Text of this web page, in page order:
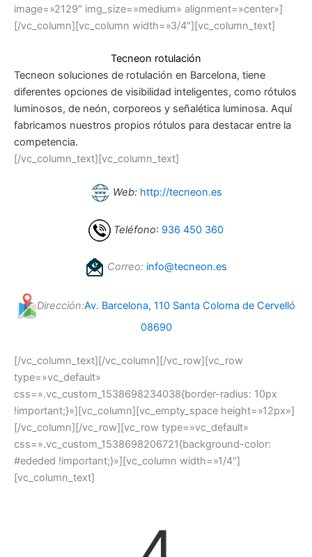
image=»2129″ img_size=»medium» alignment=»center»]
[/vc_column][vc_column width=»3/4″][vc_column_text]
Tecneon rotulación
Tecneon soluciones de rotulación en Barcelona, tiene
diferentes opciones de visibilidad inteligentes, como rótulos
luminosos, de neón, corporeos y señalética luminosa. Aquí
fabricamos nuestros propios rótulos para destacar entre la
competencia.
[/vc_column_text][vc_column_text]
Web: http://tecneon.es
Teléfono: 936 450 360
Correo: info@tecneon.es
Dirección:Av. Barcelona, 110 Santa Coloma de Cervelló
08690
[/vc_column_text][/vc_column][/vc_row][vc_row
type=»vc_default»
css=».vc_custom_1538698234038{border-radius: 10px
!important;}»][vc_column][vc_empty_space height=»12px»]
[/vc_column][/vc_row][vc_row type=»vc_default»
css=».vc_custom_1538698206721{background-color:
#ededed !important;}»][vc_column width=»1/4″]
[vc_column_text]